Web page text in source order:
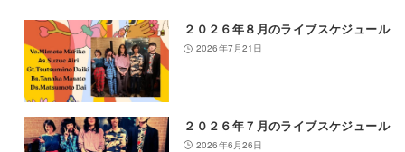
２０２６年８月のライブスケジュール
2026年7月21日
２０２６年７月のライブスケジュール
2026年6月26日